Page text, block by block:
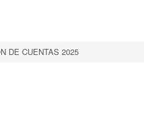
DE CUENTAS 2025